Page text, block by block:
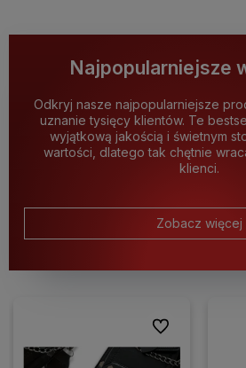
Najpopularniejsze
Odkryj nasze najpopularniejsze
uznanie tysięcy klientów. Te
wyjątkową jakością i świetnym
wartości, dlatego tak chętnie
klienci.
Zobacz więcej
Do ulubionych